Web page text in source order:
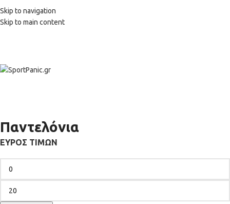
Skip to navigation
Skip to main content
Παντελόνια
ΕΎΡΟΣ ΤΙΜΏΝ